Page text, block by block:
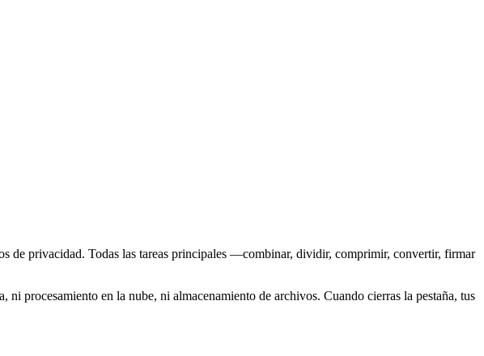
de privacidad. Todas las tareas principales —combinar, dividir, comprimir, convertir, firmar
procesamiento en la nube, ni almacenamiento de archivos. Cuando cierras la pestaña, tus